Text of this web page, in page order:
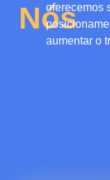
Nós
oferecemos
aumentar o